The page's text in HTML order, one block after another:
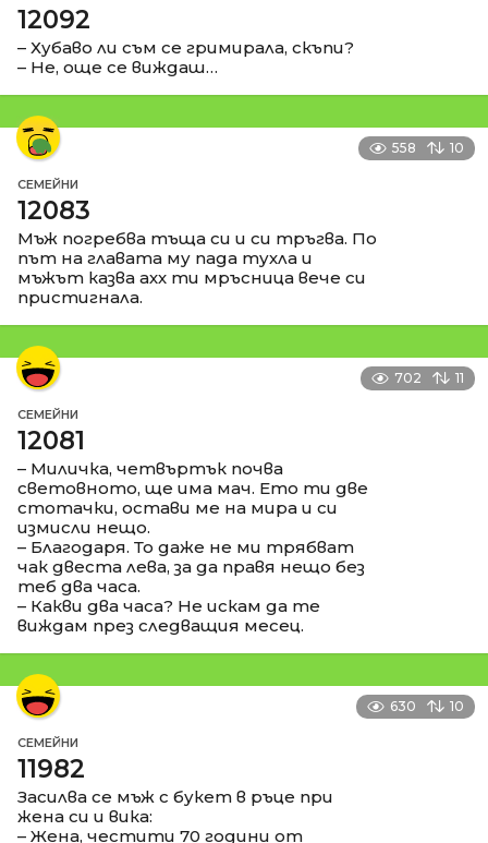
12092
– Хубаво ли съм се гримирала, скъпи?
– Не, още се виждаш…
558 10
СЕМЕЙНИ
12083
Мъж погребва тъща си и си тръгва. По
път на главата му пада тухла и
мъжът казва ахх ти мръсница вече си
пристигнала.
702 11
СЕМЕЙНИ
12081
– Миличка, четвъртък почва
световното, ще има мач. Ето ти две
стотачки, остави ме на мира и си
измисли нещо.
– Благодаря. То даже не ми трябват
чак двеста лева, за да правя нещо без
теб два часа.
– Какви два часа? Не искам да те
виждам през следващия месец.
630 10
СЕМЕЙНИ
11982
Засилва се мъж с букет в ръце при
жена си и вика:
– Жена, честити 70 години от